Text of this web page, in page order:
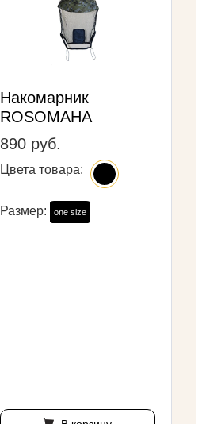
Накомарник
ROSOMAHA
890 руб.
Цвета товара:
Размер: one size